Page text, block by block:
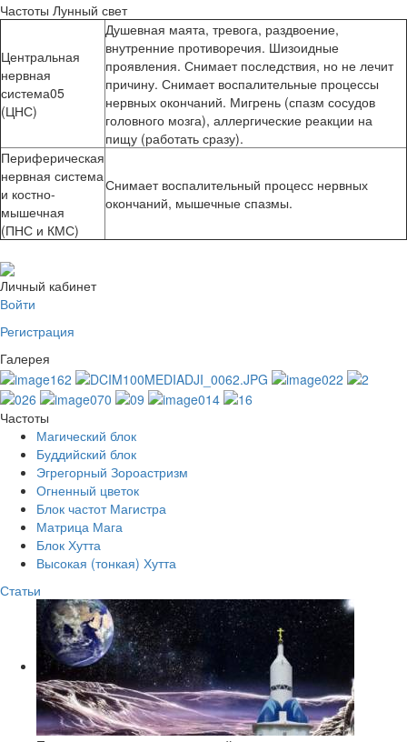
Частоты Лунный свет
Центральная
нервная
система05
(ЦНС)
Душевная маята, тревога, раздвоение,
внутренние противоречия. Шизоидные
проявления. Снимает последствия, но не лечит
причину. Снимает воспалительные процессы
нервных окончаний. Мигрень (спазм сосудов
головного мозга), аллергические реакции на
пищу (работать сразу).
Периферическая
нервная система
и костно-
мышечная
(ПНС и КМС)
Снимает воспалительный процесс нервных
окончаний, мышечные спазмы.
Личный кабинет
Войти
Регистрация
Галерея
Частоты
Магический блок
Буддийский блок
Эгрегорный Зороастризм
Огненный цветок
Блок частот Магистра
Матрица Мага
Блок Хутта
Высокая (тонкая) Хутта
Статьи